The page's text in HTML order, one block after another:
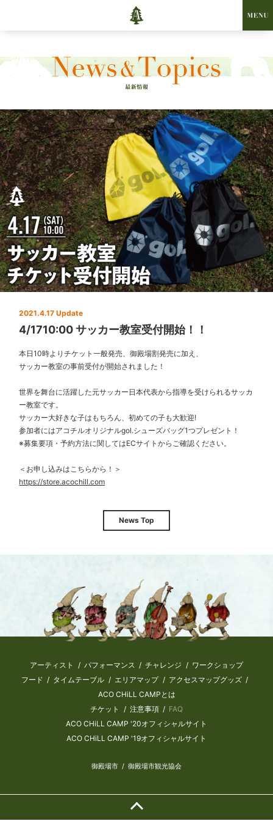
2021.4.17 Update
4/1710:00 サッカー教室受付開始！！
本日10時よりチケット一般発売、御殿場割発売に加え、
サッカー教室の事前受付が開始されました！
世界を舞台に活躍した元サッカー日本代表から指導を受けられるサッカ
ー教室です。
サッカー大好きな子はもちろん、初めての子も大歓迎!
参加者にはアコチルオリジナルgol.シューズバッグ1つプレゼント！
※募集要項・予約方法に関してはECサイトからご確認ください。
＜お申し込みはこちらから！＞
https://store.acochill.com
News Top
アーティスト パフォーマンス チャレンジ
ワークショップ
フード
タイムテーブル エリアマップ アクセスマップグッズ
ACO CHiLL CAMPとは
チケット
注意事項
FAQ
ACO CHiLL CAMP '20オフィシャルサイト
ACO CHiLL CAMP '19オフィシャルサイト
御殿場市 御殿場市観光協会